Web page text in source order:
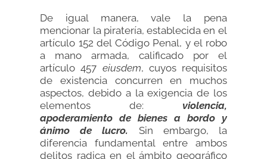
De igual manera, vale la pena
mencionar la piratería, establecida en el
artículo 152 del Código Penal, y el robo
a mano armada, calificado por el
artículo 457 eiusdem, cuyos requisitos
de existencia concurren en muchos
aspectos, debido a la exigencia de los
elementos de: violencia,
apoderamiento de bienes a bordo y
ánimo de lucro. Sin embargo, la
diferencia fundamental entre ambos
delitos radica en el ámbito geográfico